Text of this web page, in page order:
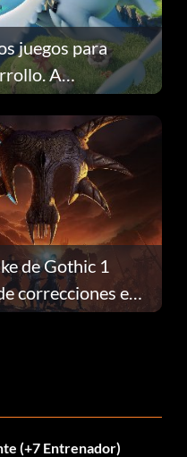
juegos para
A
por qué.
de Gothic 1
correcciones en
(+7 Entrenador)